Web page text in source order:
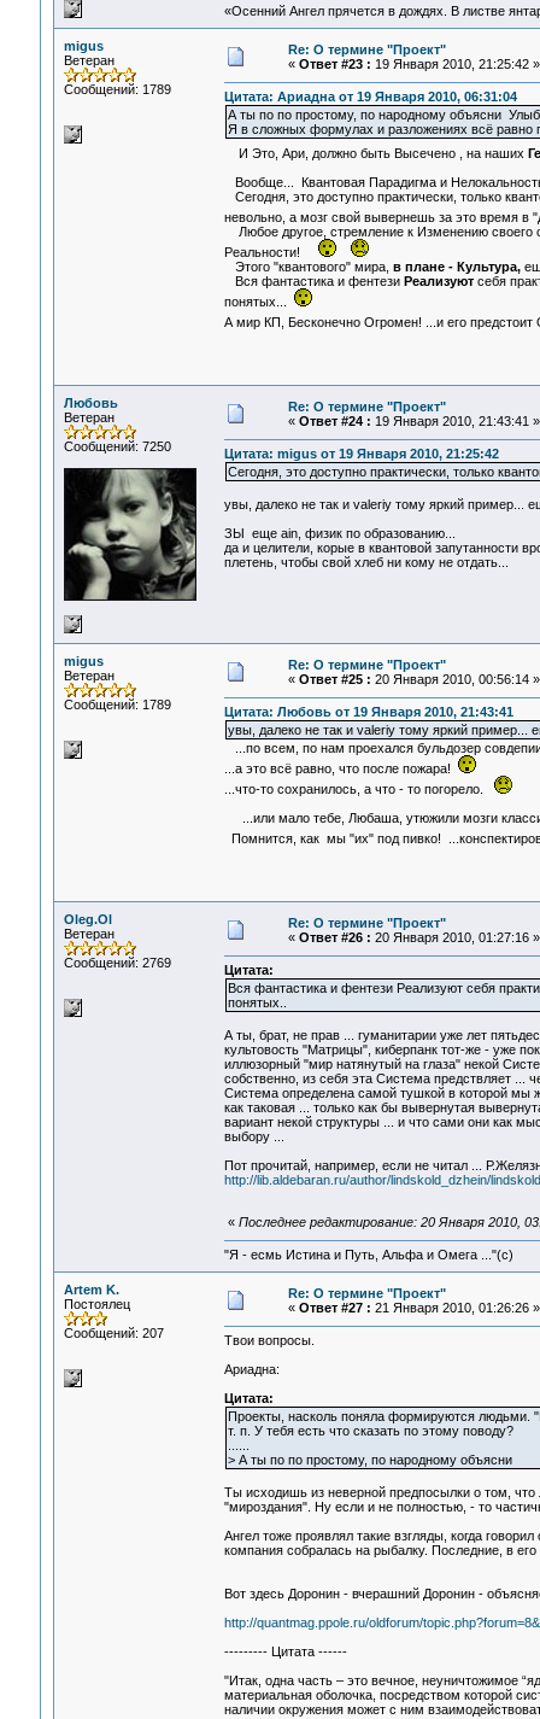
«Осенний Ангел прячется в дождях. В листве
migus
Ветеран
Сообщений: 1789
Re: О термине "Проект"
« Ответ #23 : 19 Января 2010, 21:25:42 »
Цитата: Ариадна от 19 Января 2010, 06:31:04
А ты по по простому, по народному объясни
Я в сложных формулах и разложениях всё равно
И Это, Ари, должно быть Высечено , на наших
Вообще... Квантовая Парадигма и
Сегодня, это доступно практически, только
невольно, а мозг свой вывернешь за это время
Любое другое, стремление к Изменению своего
Реальности!
Этого "квантового" мира, в плане - Культура,
Вся фантастика и фентезиРеализуют себя
понятых...
А мир КП, Бесконечно Огромен! ...и его
Любовь
Ветеран
Сообщений: 7250
Re: О термине "Проект"
« Ответ #24 : 19 Января 2010, 21:43:41 »
Цитата: migus от 19 Января 2010, 21:25:42
Сегодня, это доступно практически, только
увы, далеко не так и valeriy тому яркий пример...
ЗЫ еще ain, физик по образованию...
да и целители, корые в квантовой запутанности
плетень, чтобы свой хлеб ни кому не отдать...
migus
Ветеран
Сообщений: 1789
Re: О термине "Проект"
« Ответ #25 : 20 Января 2010, 00:56:14 »
Цитата: Любовь от 19 Января 2010, 21:43:41
увы, далеко не так и valeriy тому яркий пример...
...по всем, по нам проехался бульдозер
...а это всё равно, что после пожара!
...что-то сохранилось, а что - то погорело.
...или мало тебе, Любаша, утюжили мозги
Помнится, как мы "их" под пивко!
Oleg.Ol
Ветеран
Сообщений: 2769
Re: О термине "Проект"
« Ответ #26 : 20 Января 2010, 01:27:16 »
Цитата:
Вся фантастика и фентези Реализуют себя
понятых..
А ты, брат, не прав ... гуманитарии уже лет
культовость "Матрицы", киберпанк тот-же - уже
иллюзорный "мир натянутый на глаза" некой
собственно, из себя эта Система предствляет ...
Система определена самой тушкой в которой мы
как таковая ... только как бы вывернутая
вариант некой структуры ... и что сами они как
выбору ...
Пот прочитай, например, если не читал ...
http://lib.aldebaran.ru/author/lindskold_dzhein/
« Последнее редактирование: 20 Января 2010,
"Я - есмь Истина и Путь, Альфа и Омега ..."(с)
Artem K.
Постоялец
Сообщений: 207
Re: О термине "Проект"
« Ответ #27 : 21 Января 2010, 01:26:26 »
Твои вопросы.
Ариадна:
Цитата:
Проекты, насколь поняла формируются людьми.
т. п. У тебя есть что сказать по этому поводу?
> А ты по по простому, по народному объясни
Ты исходишь из неверной предпосылки о том, что
"мироздания". Ну если и не полностью, - то
Ангел тоже проявлял такие взгляды, когда
компания собралась на рыбалку. Последние, в
Вот здесь Доронин - вчерашний Доронин -
http://quantmag.ppole.ru/oldforum/
--------- Цитата ------
"Итак, одна часть – это вечное, неуничтожимое
материальная оболочка, посредством которой
наличии окружения может с ним